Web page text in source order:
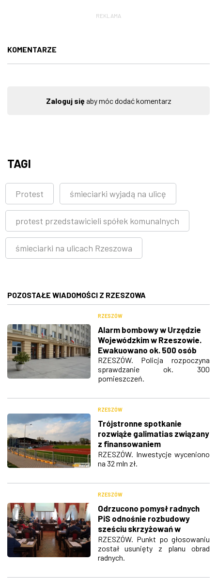
REKLAMA
KOMENTARZE
Zaloguj sięaby móc dodać komentarz
TAGI
Protest śmieciarki wyjadą na ulicę
protest przedstawicieli spółek komunalnych
śmieciarki na ulicach Rzeszowa
POZOSTAŁE WIADOMOŚCI Z RZESZOWA
RZESZÓW
Alarm bombowy w Urzędzie
Wojewódzkim w Rzeszowie.
Ewakuowano ok. 500 osób
RZESZÓW. Policja rozpoczyna
sprawdzanie ok. 300
pomieszczeń.
RZESZÓW
Trójstronne spotkanie
rozwiąże galimatias związany
z finansowaniem
Podkarpackiego Centrum
Lekkoatletycznego?
RZESZÓW. Inwestycje wyceniono
na 32 mln zł.
RZESZÓW
Odrzucono pomysł radnych
PiS odnośnie rozbudowy
sześciu skrzyżowań w
Rzeszowie
RZESZÓW. Punkt po głosowaniu
został usunięty z planu obrad
radnych.